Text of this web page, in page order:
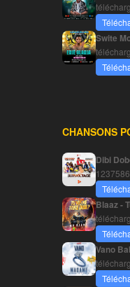
Swite
CHANSONS
Dibi
Blaaz -
Vano